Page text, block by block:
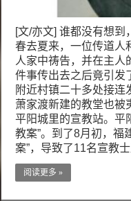
[文/亦文] 谁都没有想到
春去夏来，一位传道人
人家中祷告，并在主人
件事传出去之后竟引发
附近村镇二十多处接连
萧家渡新建的教堂也被
平阳城里的宣教站。平
教案”。到了8月初，福
案”，导致了11名宣教
阅读更多 »